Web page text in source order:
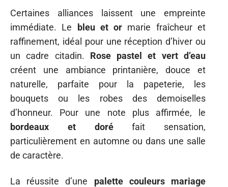
Certaines alliances laissent une empreinte
immédiate. Le
bleu et or marie fraîcheur et
raffinement, idéal pour une réception d’hiver ou
un cadre citadin. Rose pastel et vert d’eau
créent une ambiance printanière, douce et
naturelle, parfaite pour la papeterie, les
bouquets ou les robes des demoiselles
d’honneur. Pour une note plus affirmée, le
bordeaux et doréfait sensation,
particulièrement en automne ou dans une salle
de caractère.
La réussite d’une palette couleurs mariage